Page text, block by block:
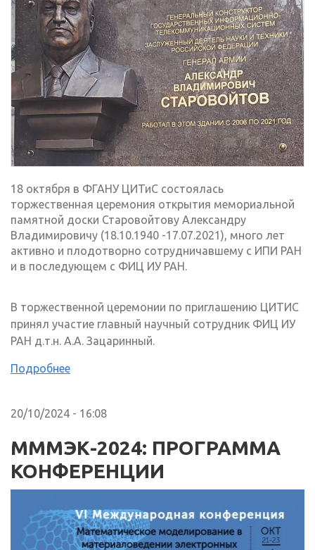
18 октября в ФГАНУ ЦИТиС состоялась
торжественная церемония открытия мемориальной
памятной доски Старовойтову Александру
Владимировичу (18.10.1940 -17.07.2021), много лет
активно и плодотворно сотрудничавшему с ИПИ РАН
и в последующем с ФИЦ ИУ РАН.
В торжественной церемонии по приглашению ЦИТИС
принял участие главный научный сотрудник ФИЦ ИУ
РАН д.т.н. А.А. Зацаринный.
Подробнее
20/10/2024 - 16:08
МММЭК-2024: ПРОГРАММА
КОНФЕРЕНЦИИ